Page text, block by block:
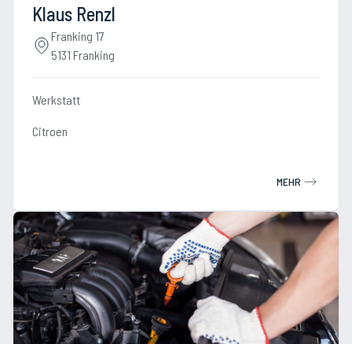
Klaus Renzl
Franking 17
5131 Franking
Werkstatt
Citroen
MEHR